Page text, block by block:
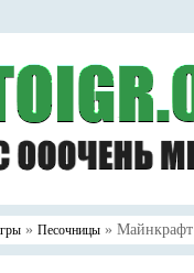
» Песочницы » Майнкрафт